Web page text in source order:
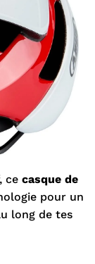
ce casque de
pour un
long de tes